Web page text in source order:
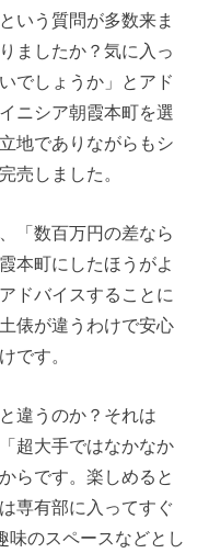
いう質問が多数来ま
ましたか？気に入っ
でしょうか」とアド
ニシア朝霞本町を選
地でありながらもシ
売しました。
「数百万円の差なら
本町にしたほうがよ
ドバイスすることに
俵が違うわけで安心
です。
違うのか？それは
超大手ではなかなか
らです。楽しめると
専有部に入ってすぐ
味のスペースなどとし